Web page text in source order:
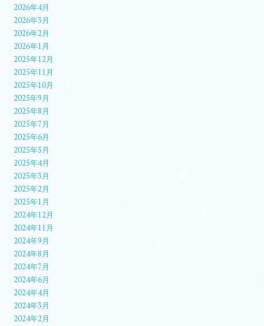
2026年4月
2026年3月
2026年2月
2026年1月
2025年12月
2025年11月
2025年10月
2025年9月
2025年8月
2025年7月
2025年6月
2025年5月
2025年4月
2025年3月
2025年2月
2025年1月
2024年12月
2024年11月
2024年9月
2024年8月
2024年7月
2024年6月
2024年4月
2024年3月
2024年2月